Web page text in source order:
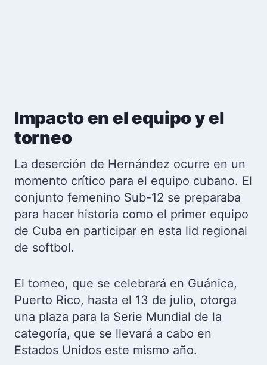
Impacto en el equipo y el
torneo
La deserción de Hernández ocurre en un
momento crítico para el equipo cubano. El
conjunto femenino Sub-12 se preparaba
para hacer historia como el primer equipo
de Cuba en participar en esta lid regional
de softbol.
El torneo, que se celebrará en Guánica,
Puerto Rico, hasta el 13 de julio, otorga
una plaza para la Serie Mundial de la
categoría, que se llevará a cabo en
Estados Unidos este mismo año.